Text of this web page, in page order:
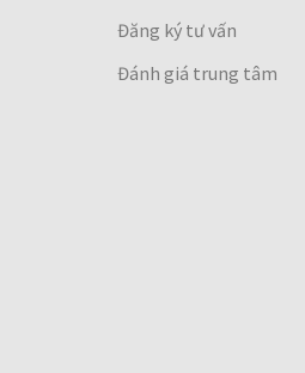
Đăng ký tư vấn
Đánh giá trung tâm